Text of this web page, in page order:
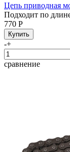
Цепь приводная
Подходит по
770 Р
-+
сравнение